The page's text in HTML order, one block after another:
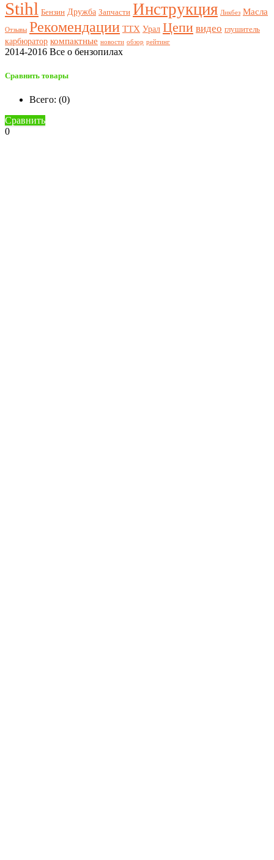
Stihl Бензин Дружба Запчасти Инструкция Ликбез Масла
Отзывы Рекомендации ТТХ Урал Цепи видео глушитель
карбюратор компактные новости обзор рейтинг
2014-2016 Все о бензопилах
Сравнить товары
Всего: (0)
Сравнить
0